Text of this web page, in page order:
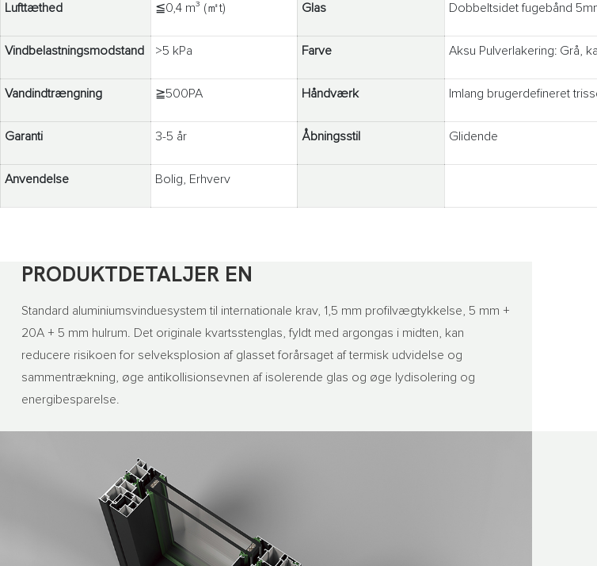
Lufttæthed ≦0,4 m³ (㎡t) Glas Dobbeltsidet fugebånd
Vindbelastningsmodstand >5 kPa Farve Aksu Pulverlakering: Grå,
Vandindtrængning ≧500PA Håndværk Imlang brugerdefineret
Garanti 3-5 år Åbningsstil Glidende
Anvendelse Bolig, Erhverv
PRODUKTDETALJER EN
Standard aluminiumsvinduesystem til internationale krav, 1,5 mm profilvægtykkelse, 5 mm +
20A + 5 mm hulrum. Det originale kvartsstenglas, fyldt med argongas i midten, kan
reducere risikoen for selveksplosion af glasset forårsaget af termisk udvidelse og
sammentrækning, øge antikollisionsevnen af ​​isolerende glas og øge lydisolering og
energibesparelse.